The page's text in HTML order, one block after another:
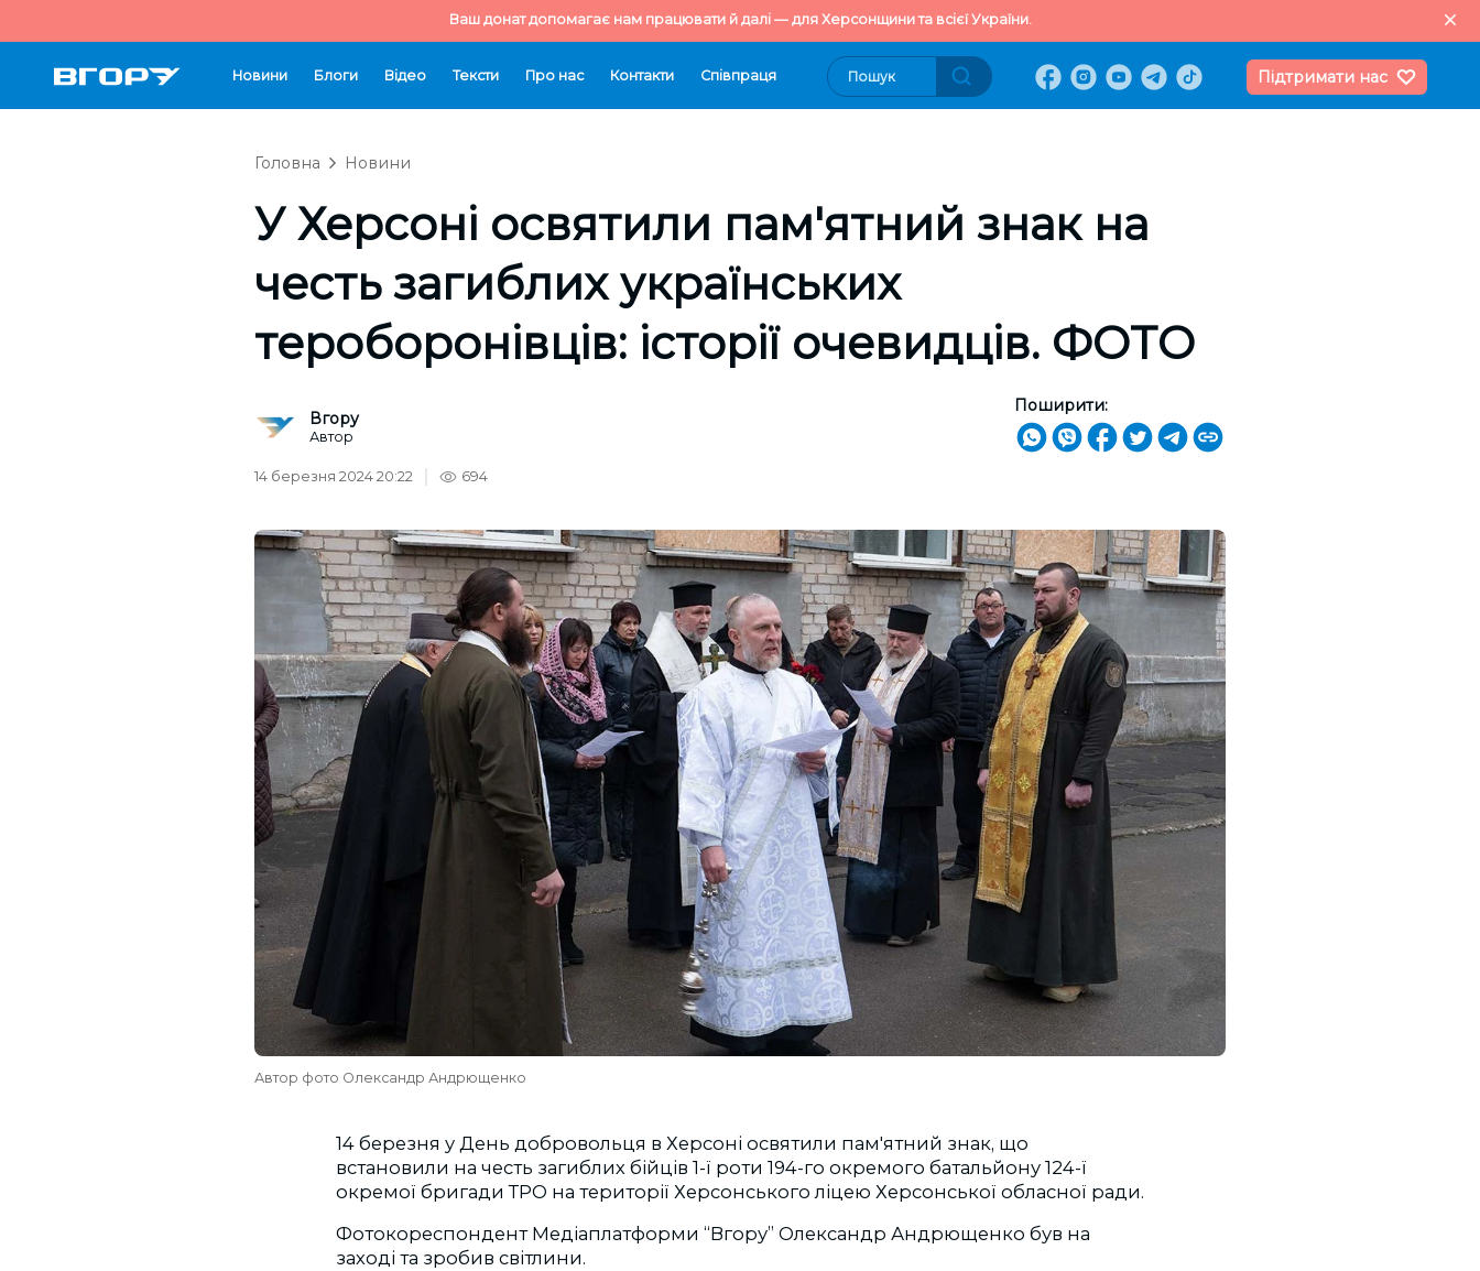
Ваш донат допомагає нам працювати й далі — для Херсонщини та всієї України.
Новини Блоги Відео Тексти Про нас Контакти Cпівпраця Підтримати нас
Головна Новини
У Херсоні освятили пам'ятний знак на
честь загиблих українських
тероборонівців: історії очевидців. ФОТО
Вгору
Автор
Поширити:
14 березня 2024 20:22 694
Автор фото Олександр Андрющенко
14 березня у День добровольця в Херсоні освятили пам'ятний знак, що
встановили на честь загиблих бійців 1-ї роти 194-го окремого батальйону 124-ї
окремої бригади ТРО на території Херсонського ліцею Херсонської обласної ради.
Фотокореспондент Медіаплатформи “Вгору” Олександр Андрющенко був на
заході та зробив світлини.